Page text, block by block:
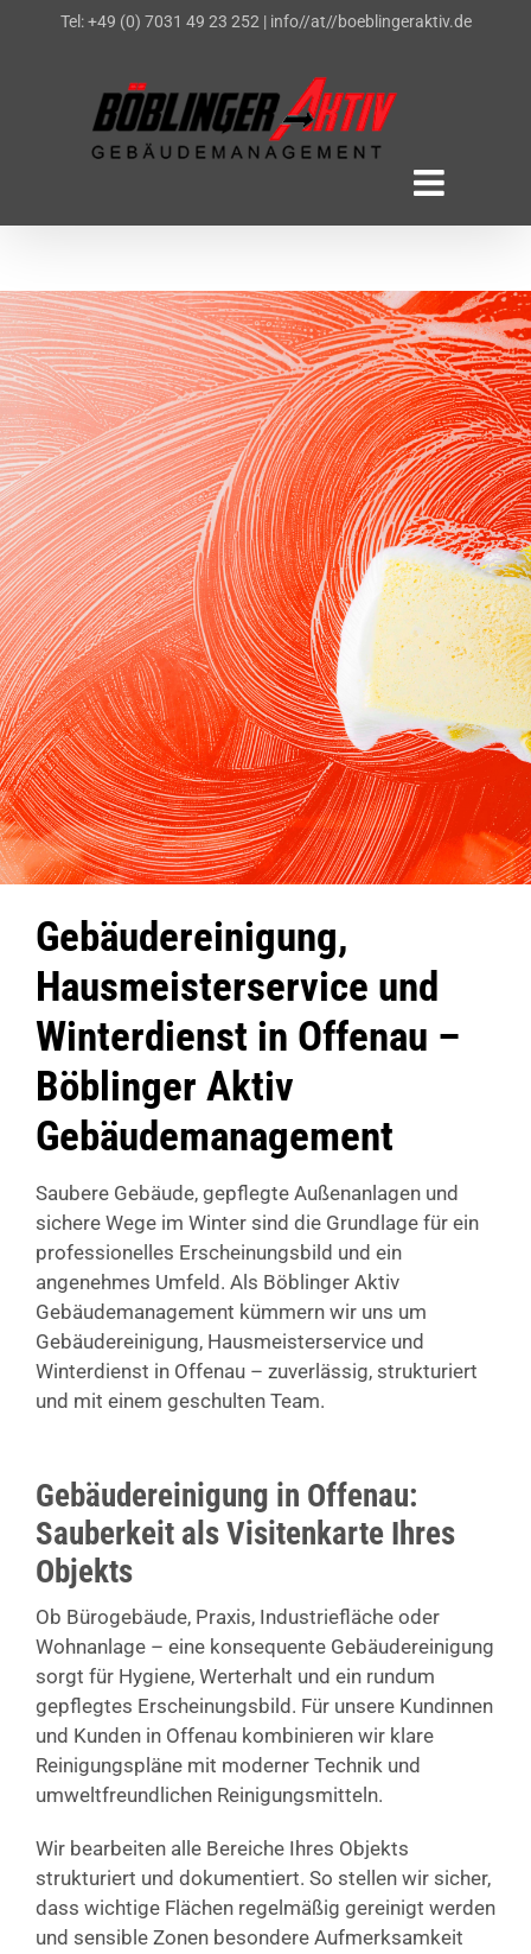
Tel: +49 (0) 7031 49 23 252| info//at//boeblingeraktiv.de
Gebäudereinigung,
Hausmeisterservice und
Winterdienst in Offenau –
Böblinger Aktiv
Gebäudemanagement
Saubere Gebäude, gepflegte Außenanlagen und
sichere Wege im Winter sind die Grundlage für ein
professionelles Erscheinungsbild und ein
angenehmes Umfeld. Als Böblinger Aktiv
Gebäudemanagement kümmern wir uns um
Gebäudereinigung, Hausmeisterservice und
Winterdienst in Offenau – zuverlässig, strukturiert
und mit einem geschulten Team.
Gebäudereinigung in Offenau:
Sauberkeit als Visitenkarte Ihres
Objekts
Ob Bürogebäude, Praxis, Industriefläche oder
Wohnanlage – eine konsequente Gebäudereinigung
sorgt für Hygiene, Werterhalt und ein rundum
gepflegtes Erscheinungsbild. Für unsere Kundinnen
und Kunden in Offenau kombinieren wir klare
Reinigungspläne mit moderner Technik und
umweltfreundlichen Reinigungsmitteln.
Wir bearbeiten alle Bereiche Ihres Objekts
strukturiert und dokumentiert. So stellen wir sicher,
dass wichtige Flächen regelmäßig gereinigt werden
und sensible Zonen besondere Aufmerksamkeit